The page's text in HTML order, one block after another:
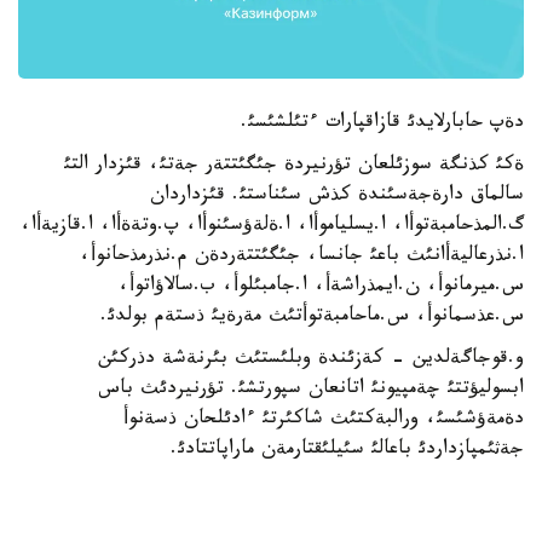
دةپ حابارلايدئ قازاقپارات ءتئلشئسئ.
ةكئ كذنگة سوزئلعان تؤرنيردة جئگئتتةر جةتئ، قئزدار التئ
سالماق دارةجةسئندة كذش سئناستئ. قئزداردان
گ.المذحامبةتوأا، ا.يسلياموأا، ا.ةلةؤسئنوأا، پ.وتةةأا، ا.قازيةأا،
ا.نذرعاليةأانئث باعئ جانسا، جئگئتتةردةن م.نذرمذحانوأ،
س.ميرمانوأ، ن.ايمذراشةأ، ا.جامبئلوأ، ب.سالاؤاتوأ،
س.عذسمانوأ، س.ماحامبةتوأتئث مةرةيئ ذستةم بولدئ.
و.قوجاگةلدين - كةزئندة وبلئستئث بئرنةشة دذركئن
ابسوليؤتتئ چةمپيونئ اتانعان سپورتشئ. تؤرنيردئث باس
دةمةؤشئسئ، ورالبةكتئث شاكئرتئ ءادئلحان ذسةنوأ
جةثئمپازداردئ باعالئ سئيلئقتارمةن ماراپاتتادئ.